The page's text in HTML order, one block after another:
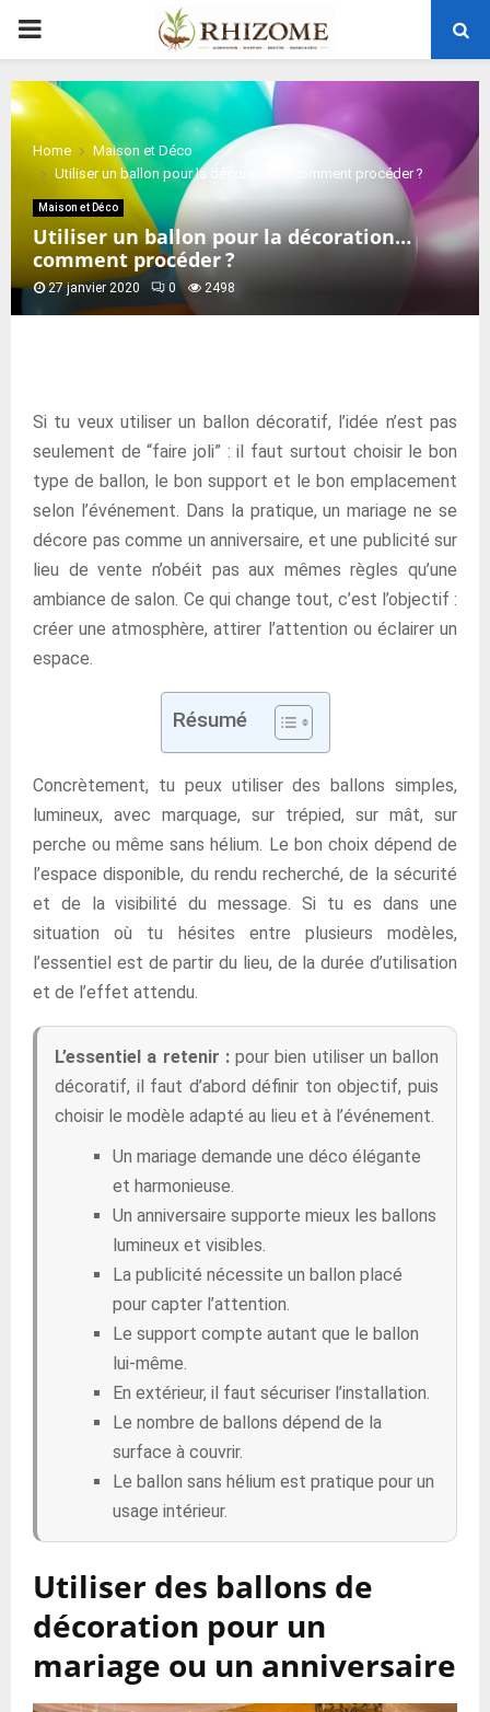
PRIMARY
MENU
Home
Maison et Déco
Utiliser un ballon pour la décoration… comment procéder ?
Maison et Déco
Utiliser un ballon pour la décoration…
comment procéder ?
27 janvier 2020 0 2498
Si tu veux utiliser un ballon décoratif, l’idée n’est pas
seulement de “faire joli” : il faut surtout choisir le bon
type de ballon, le bon support et le bon emplacement
selon l’événement. Dans la pratique, un mariage ne se
décore pas comme un anniversaire, et une publicité sur
lieu de vente n’obéit pas aux mêmes règles qu’une
ambiance de salon. Ce qui change tout, c’est l’objectif :
créer une atmosphère, attirer l’attention ou éclairer un
espace.
Résumé
Concrètement, tu peux utiliser des ballons simples,
lumineux, avec marquage, sur trépied, sur mât, sur
perche ou même sans hélium. Le bon choix dépend de
l’espace disponible, du rendu recherché, de la sécurité
et de la visibilité du message. Si tu es dans une
situation où tu hésites entre plusieurs modèles,
l’essentiel est de partir du lieu, de la durée d’utilisation
et de l’effet attendu.
L’essentiel a retenir :pour bien utiliser un ballon
décoratif, il faut d’abord définir ton objectif, puis
choisir le modèle adapté au lieu et à l’événement.
Un mariage demande une déco élégante
et harmonieuse.
Un anniversaire supporte mieux les ballons
lumineux et visibles.
La publicité nécessite un ballon placé
pour capter l’attention.
Le support compte autant que le ballon
lui-même.
En extérieur, il faut sécuriser l’installation.
Le nombre de ballons dépend de la
surface à couvrir.
Le ballon sans hélium est pratique pour un
usage intérieur.
Utiliser des ballons de
décoration pour un
mariage ou un anniversaire